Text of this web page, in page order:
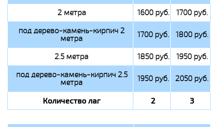
2 метра 1600 руб.
1700 руб.
под дерево-камень-кирпич 2
метра 1700 руб. 1800 руб.
2.5 метра 1850 руб.
1950 руб.
под дерево-камень-кирпич 2.5
метра 1950 руб. 2050 руб.
Количество лаг 2 3